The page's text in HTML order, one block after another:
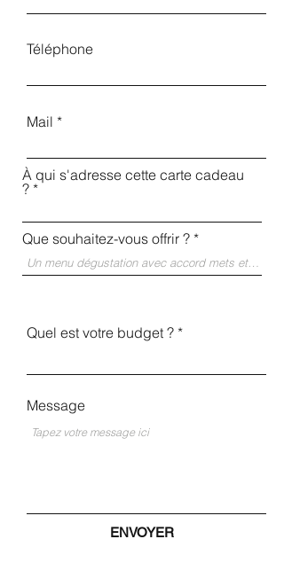
Téléphone
Mail
À qui s'adresse cette carte cadeau
?
Que souhaitez-vous offrir ?
Quel est votre budget ?
Message
ENVOYER